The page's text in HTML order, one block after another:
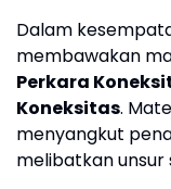
Dalam
membawakan
Perkara
Koneksitas.
menyangkut
melibatkan